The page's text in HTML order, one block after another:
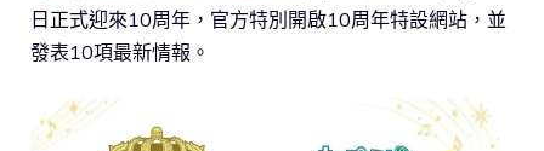
日正式迎來10周年，官方特別開啟10周年特設網站，並
發表10項最新情報。